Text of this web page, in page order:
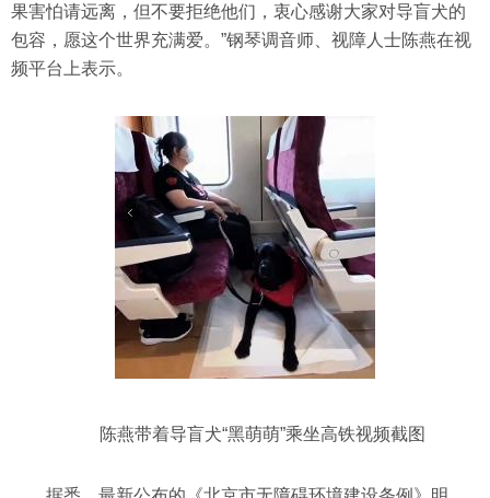
果害怕请远离，但不要拒绝他们，衷心感谢大家对导盲犬的
包容，愿这个世界充满爱。”钢琴调音师、视障人士陈燕在视
频平台上表示。
陈燕带着导盲犬“黑萌萌”乘坐高铁视频截图